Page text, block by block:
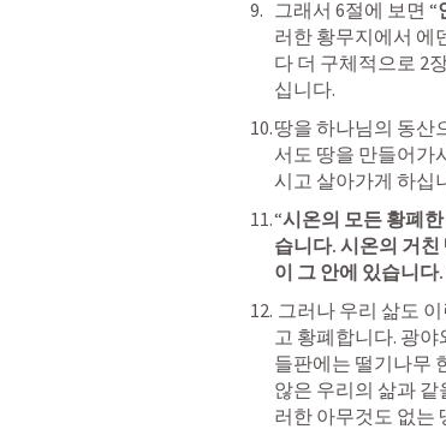
그래서 6절에 보면 “
러한 황무지에서 에
다 더 구체적으로 2
십니다.
땅을 하나님의 동산
서도 땅을 만들어가
시고 살아가게 하십
“시온의 모든 황폐
습니다. 시온의 거
이 그 안에 있습니
고 황폐합니다. 광
들판에는 떨기나무
않은 우리의 삶과
러한 아무것도 없는